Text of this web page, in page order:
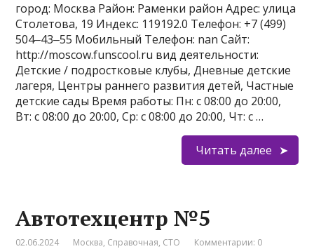
город: Москва Район: Раменки район Адрес: улица
Столетова, 19 Индекс: 119192.0 Телефон: +7 (499)
504‒43‒55 Мобильный Телефон: nan Сайт:
http://moscow.funscool.ru вид деятельности:
Детские / подростковые клубы, Дневные детские
лагеря, Центры раннего развития детей, Частные
детские сады Время работы: Пн: с 08:00 до 20:00,
Вт: с 08:00 до 20:00, Ср: с 08:00 до 20:00, Чт: с …
Читать далее
Автотехцентр №5
02.06.2024 Москва, Справочная, СТО Комментарии: 0